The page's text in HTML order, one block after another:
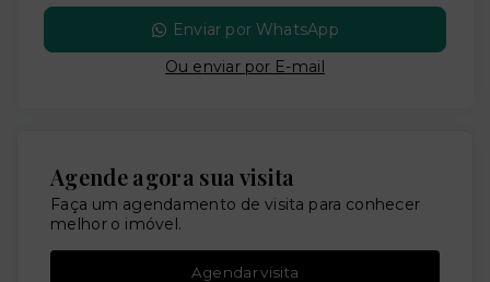
Enviar por WhatsApp
Ou enviar por E-mail
Agende agora sua visita
Faça um agendamento de visita para conhecer
melhor o imóvel.
Agendar visita